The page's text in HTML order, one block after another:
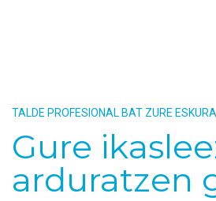
TALDE PROFESIONAL BAT ZURE ESKURA
Gure
arduratzen